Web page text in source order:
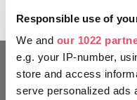
Responsible use of
We and our 1022
e.g. your IP-number,
store and access
serve personalized ads
mare aventură